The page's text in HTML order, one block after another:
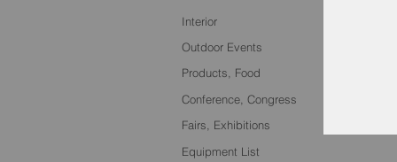
Interior
Outdoor Events
Products, Food
Conference, Congress
Fairs, Exhibitions
Equipment List